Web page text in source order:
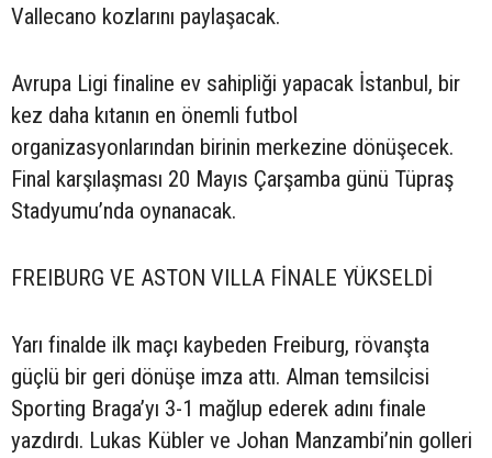
Vallecano kozlarını paylaşacak.
Avrupa Ligi finaline ev sahipliği yapacak İstanbul, bir
kez daha kıtanın en önemli futbol
organizasyonlarından birinin merkezine dönüşecek.
Final karşılaşması 20 Mayıs Çarşamba günü Tüpraş
Stadyumu’nda oynanacak.
FREIBURG VE ASTON VILLA FİNALE YÜKSELDİ
Yarı finalde ilk maçı kaybeden Freiburg, rövanşta
güçlü bir geri dönüşe imza attı. Alman temsilcisi
Sporting Braga’yı 3-1 mağlup ederek adını finale
yazdırdı. Lukas Kübler ve Johan Manzambi’nin golleri